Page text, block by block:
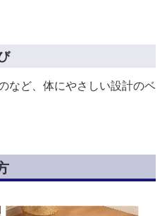
など、体にやさしい設計のベ